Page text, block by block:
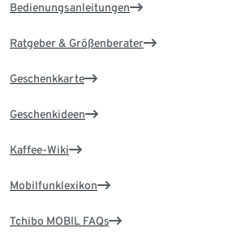
Bedienungsanleitungen
Ratgeber & Größenberater
Geschenkkarte
Geschenkideen
Kaffee-Wiki
Mobilfunklexikon
Tchibo MOBIL FAQs